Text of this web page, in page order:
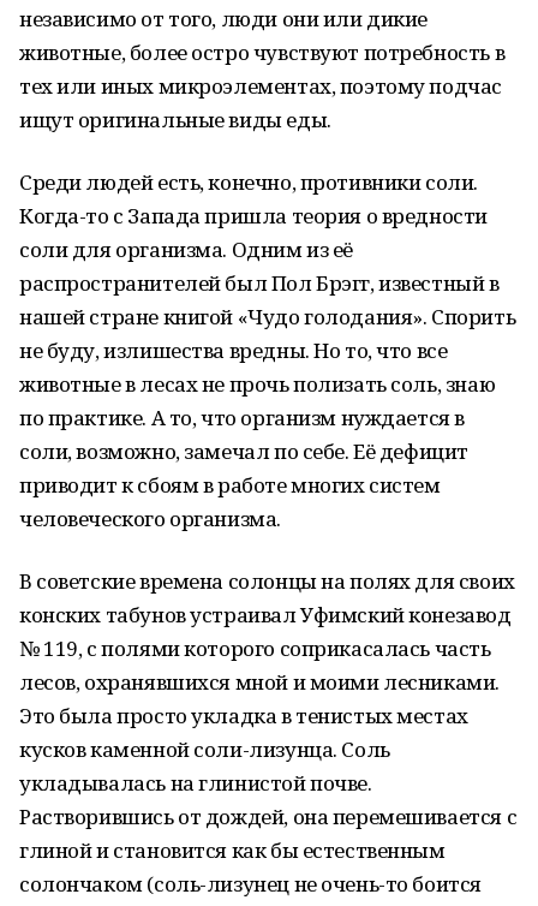
независимо от того, люди они или дикие
животные, более остро чувствуют потребность в
тех или иных микроэлементах, поэтому подчас
ищут оригинальные виды еды.
Среди людей есть, конечно, противники соли.
Когда-то с Запада пришла теория о вредности
соли для организма. Одним из её
распространителей был Пол Брэгг, известный в
нашей стране книгой «Чудо голодания». Спорить
не буду, излишества вредны. Но то, что все
животные в лесах не прочь полизать соль, знаю
по практике. А то, что организм нуждается в
соли, возможно, замечал по себе. Её дефицит
приводит к сбоям в работе многих систем
человеческого организма.
В советские времена солонцы на полях для своих
конских табунов устраивал Уфимский конезавод
№ 119, с полями которого соприкасалась часть
лесов, охранявшихся мной и моими лесниками.
Это была просто укладка в тенистых местах
кусков каменной соли-лизунца. Соль
укладывалась на глинистой почве.
Растворившись от дождей, она перемешивается с
глиной и становится как бы естественным
солончаком (соль-лизунец не очень-то боится